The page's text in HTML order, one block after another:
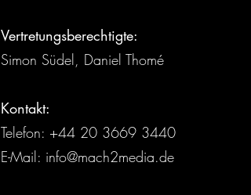
Vertretungsberechtigte:
Simon Südel, Daniel Thomé
Kontakt:
Telefon: +44 20 3669 3440
E-Mail: info@mach2media.de